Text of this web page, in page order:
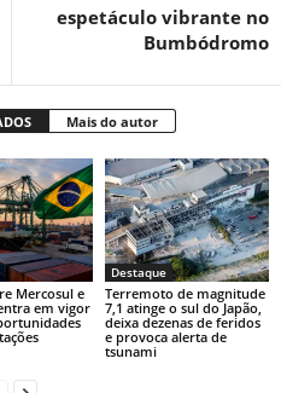
espetáculo vibrante no
Bumbódromo
Mais do autor
Mercosul e
em vigor
Destaque
Terremoto de magnitude
7,1 atinge o sul do Japão,
deixa dezenas de feridos
e provoca alerta de
tsunami